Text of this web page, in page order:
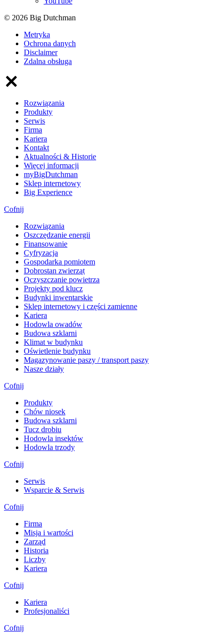
© 2026 Big Dutchman
Metryka
Ochrona danych
Disclaimer
Zdalna obsługa
Rozwiązania
Produkty
Serwis
Firma
Kariera
Kontakt
Aktualności & Historie
Więcej informacji
myBigDutchman
Sklep internetowy
Big Experience
Cofnij
Rozwiązania
​Oszczędzanie energii
Finansowanie
Cyfryzacja
Gospodarka pomiotem
Dobrostan zwierząt
Oczyszczanie powietrza
Projekty pod klucz
Budynki inwentarskie
Sklep internetowy i części zamienne
Kariera
Hodowla owadów
Budowa szklarni
Klimat w budynku
Oświetlenie budynku
Magazynowanie paszy / transport paszy
Nasze działy
Cofnij
Produkty
Chów niosek
Budowa szklarni
Tucz drobiu
Hodowla insektów
Hodowla trzody
Cofnij
Serwis
Wsparcie & Serwis
Cofnij
Firma
Misja i wartości
Zarząd
Historia
Liczby
Kariera
Cofnij
Kariera
Profesjonaliści
Cofnij